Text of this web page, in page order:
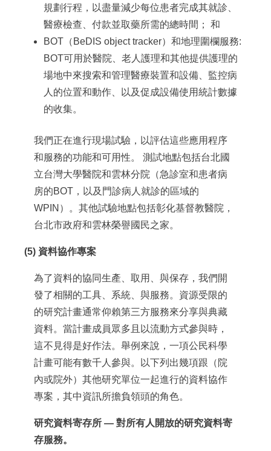
規劃行程，以盡量減少每位患者完成其就診、
醫療檢查、付款並取藥所需的總時間； 和
BOT（BeDIS object tracker）和地理圍欄服務:
BOT可用於醫院、老人護理和其他提供護理的
場地中來搜索和管理醫療裝置和設備、監控病
人的位置和動作、以及促成設備使用統計數據
的收集。
我們正在進行現場試驗，以評估這些應用程序
和服務的功能和可用性。 測試地點包括台北國
立台灣大學醫院和雲林分院（急診室和患者病
房的BOT，以及門診病人就診的區域的
WPIN）。其他試驗地點包括彰化基督教醫院，
台北市政府和雲林榮譽國民之家。
(5) 資料協作專案
為了資料的協同生產、取用、與保存，我們開
發了相關的工具、系統、與服務。資源受限的
的研究計畫通常仰賴第三方服務來分享與典藏
資料。當計畫成員眾多且以流動方式參與時，
這不見得是好作法。舉例來說，一項公民科學
計畫可能有數千人參與。以下列出幾項跟（院
內或院外）其他研究單位一起進行的資料協作
專案，其中資訊所擔負領頭的角色。
研究資料寄存所 — 對所有人開放的研究資料寄
存服務。